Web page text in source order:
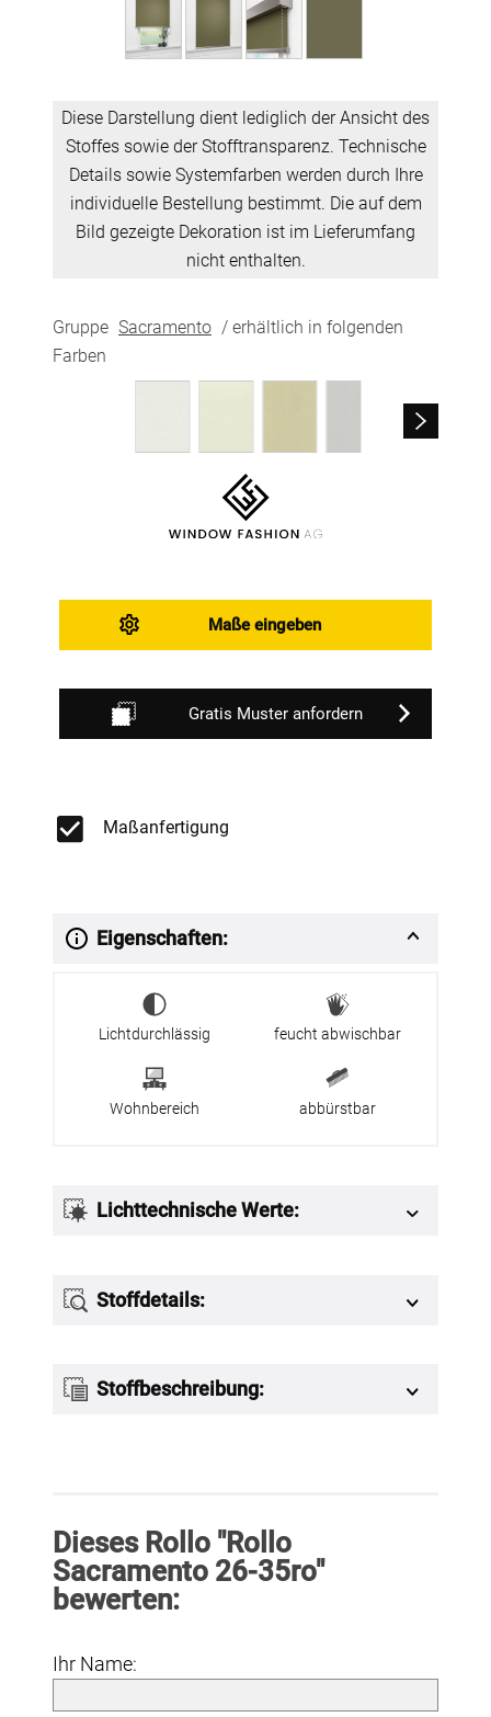
Diese Darstellung dient lediglich der Ansicht des
Stoffes sowie der Stofftransparenz. Technische
Details sowie Systemfarben werden durch Ihre
individuelle Bestellung bestimmt. Die auf dem
Bild gezeigte Dekoration ist im Lieferumfang
nicht enthalten.
Gruppe Sacramento / erhältlich in folgenden
Farben
Maßanfertigung
Eigenschaften:
Lichtdurchlässig feucht abwischbar
Wohnbereich abbürstbar
Lichttechnische Werte:
Stoffdetails:
Stoffbeschreibung:
Maße eingeben
Gratis Muster anfordern
Dieses Rollo "Rollo
Sacramento 26-35ro"
bewerten:
Ihr Name: